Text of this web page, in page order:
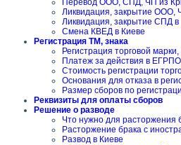
Перевод ООО, СПД, ЧП из
Ликвидация, закрытие ООО,
Ликвидация, закрытие СПД в
Смена КВЕД в Киеве
Регистрация ТМ, знака
Регистрация торговой марки,
Платеж за действия в
Стоимость регистрации
Основания для отказа в
Размер сборов по
Реквизиты для оплаты сборов
Решение о разводе
Что нужно для расторжения
Расторжение брака с
Развод в Киеве